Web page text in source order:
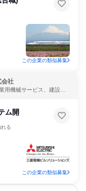
この企業の類似募集
会社
用機械サービス、建設・
ム開
る
この企業の類似募集